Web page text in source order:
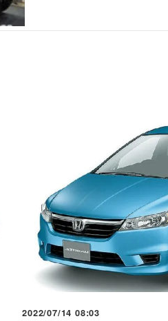
2022/07/14 08:03